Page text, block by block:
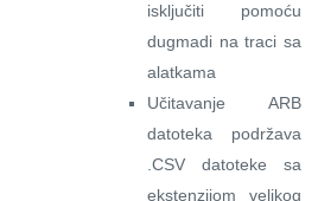
isključiti pomoću
dugmadi na traci sa
alatkama
Učitavanje ARB
datoteka podržava
.CSV datoteke sa
ekstenzijom velikog